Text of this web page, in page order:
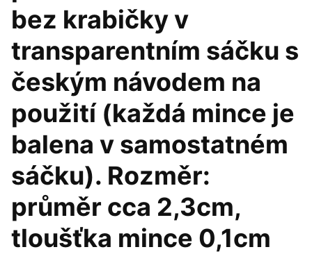
bez krabičky v
transparentním sáčku s
českým návodem na
použití (každá mince je
balena v samostatném
sáčku). Rozměr:
průměr cca 2,3cm,
tloušťka mince 0,1cm